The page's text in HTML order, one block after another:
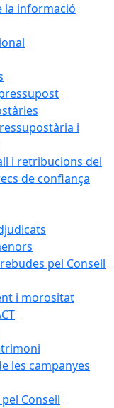
la informació
i
i retribucions del
de confiança
pel Consell
i morositat
les campanyes
Consell